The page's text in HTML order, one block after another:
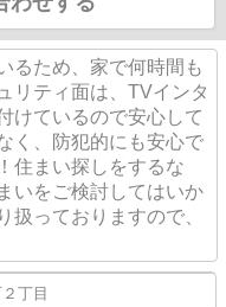
るため、家で何時間も
リティ面は、TVインタ
けているので安心して
く、防犯的にも安心で
住まい探しをするな
いをご検討してはいか
扱っておりますので、
２丁目